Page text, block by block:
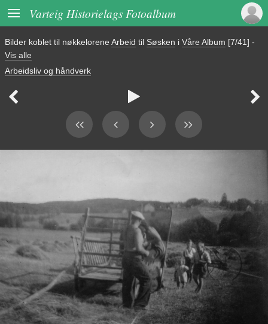
 Varteig Historielags Fotoalbum
Bilder koblet til nøkkelorene Arbeid til Søsken i Våre Album [7/41] -
Vis alle
Arbeidsliv og håndverk
  